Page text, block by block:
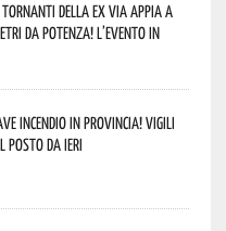
tornanti della ex via Appia a
da Potenza! L’evento in
incendio in Provincia! Vigili
posto da ieri